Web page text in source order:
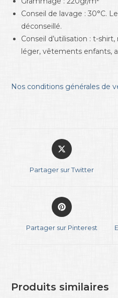
Conseil de lavage : 30°C.
déconseillé.
Conseil d’utilisation : t-
léger, vêtements enfants,
Nos conditions générales de
Partager sur Twitter
Partager sur Pinterest
Produits similaires